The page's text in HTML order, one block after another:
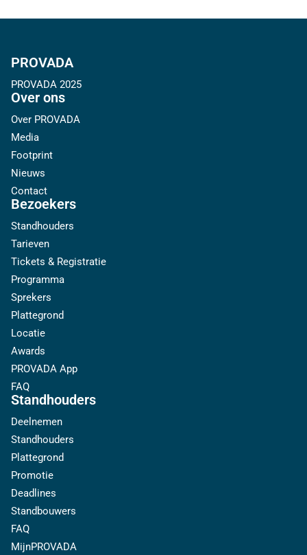
PROVADA
PROVADA 2025
Over ons
Over PROVADA
Media
Footprint
Nieuws
Contact
Bezoekers
Standhouders
Tarieven
Tickets & Registratie
Programma
Sprekers
Plattegrond
Locatie
Awards
PROVADA App
FAQ
Standhouders
Deelnemen
Standhouders
Plattegrond
Promotie
Deadlines
Standbouwers
FAQ
MijnPROVADA